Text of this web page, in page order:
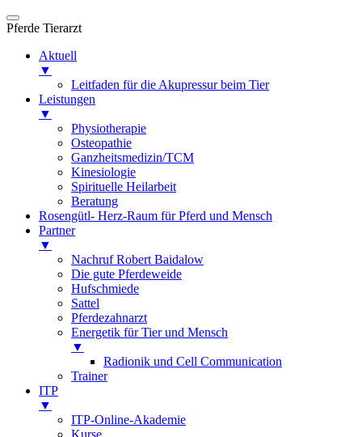
Skip
to
Pferde Tierarzt
Aktuell
▼
Leitfaden für die Akupressur beim Tier
Leistungen
▼
Physiotherapie
Osteopathie
Ganzheitsmedizin/TCM
Kinesiologie
Spirituelle Heilarbeit
Beratung
Rosengütl- Herz-Raum für Pferd und Mensch
Partner
▼
Nachruf Robert Baidalow
Die gute Pferdeweide
Hufschmiede
Sattel
Pferdezahnarzt
Energetik für Tier und Mensch
▼
Radionik und Cell Communication
Trainer
ITP
▼
ITP-Online-Akademie
Kurse